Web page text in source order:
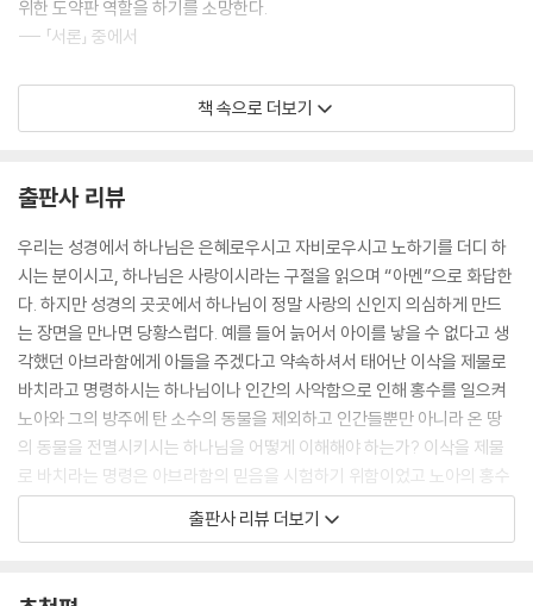
위한 도약판 역할을 하기를 소망한다.
--- 「서론」 중에서
아시리아인들은 종종 적의 지도자들을 말뚝에 매달아 처형했다. 아슈르바
니팔(Ashurbanipal)은 일단의 반역자들에게 자기 아버지의 뼈들을 부수
터이니 반역하지 말라고 경고하는 것이었다. 그러나 우리가 2장에서 살펴
보는 바와 같이 적을 근절하는 일은 드물었다. 정복의 정치적 결과는 다양
했다. 때로는 지속적인 정치적 함의는 없이 단순히 약탈이나 보복을 위해
공격했다. 그러나 좀 더 강한 나라가 그들이 정복한 영토에 더 큰 영향력을
발휘하는 때도 있었다. 첫 번째 단계는 정복당한 왕에게 종주-봉신 관계에
들어오도록 강제하는 것이었다. 이 관계에서 종주(정복한 왕)는 봉신(정
복당한 왕)을 보호할 것을 약속하고 봉신은 공물을 바칠 것을 약속했다. 봉
신이 배신할 경우 다음 단계는 종주의 요구를 좀 더 고분고분하게 따를 다
른 왕으로 교체하는 것이었다. 어떤 지역이 계속 반역할 경우 그 지역은 제
국의 한 지방(province)으로서 종주의 직접적인 감독하에 놓일 수도 있
었다. 요컨대 고대 근동의 왕들이 전쟁 이야기들을 꾸며내지는 않은 것으
로 보이지만, 그들은 확실히 그 사건의 부정적인 측면들을 경시하고 자기
와 자기의 신들을 찬미하는 측면들을 강조하는 수사학적 윤색을 통해 설명
책 속으로 더보기
출판사 리뷰
우리는 성경에서 하나님은 은혜로우시고 자비로우시고 노하기를 더디 하
시는 분이시고, 하나님은 사랑이시라는 구절을 읽으며 “아멘”으로 화답한
다. 하지만 성경의 곳곳에서 하나님이 정말 사랑의 신인지 의심하게 만드
는 장면을 만나면 당황스럽다. 예를 들어 늙어서 아이를 낳을 수 없다고 생
각했던 아브라함에게 아들을 주겠다고 약속하셔서 태어난 이삭을 제물로
바치라고 명령하시는 하나님이나 인간의 사악함으로 인해 홍수를 일으켜
노아와 그의 방주에 탄 소수의 동물을 제외하고 인간들뿐만 아니라 온 땅
의 동물을 전멸시키시는 하나님을 어떻게 이해해야 하는가? 이삭을 제물
로 바치라는 명령은 아브라함의 믿음을 시험하기 위함이었고 노아의 홍수
는 극악무도한 죄에 대한 처벌이었다고 이해한다고 하더라도 여호수아 시
대에 가나안 족속을 모두 죽이라는 명령은 어떻게 이해해야 하는가? 그들
출판사 리뷰 더보기